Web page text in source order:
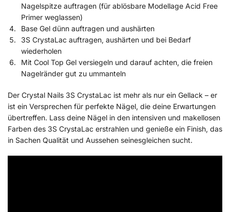
Nagelspitze auftragen (für ablösbare Modellage Acid Free
Primer weglassen)
Base Gel dünn auftragen und aushärten
3S CrystaLac auftragen, aushärten und bei Bedarf
wiederholen
Mit Cool Top Gel versiegeln und darauf achten, die freien
Nagelränder gut zu ummanteln
Der Crystal Nails 3S CrystaLac ist mehr als nur ein Gellack – er
ist ein Versprechen für perfekte Nägel, die deine Erwartungen
übertreffen. Lass deine Nägel in den intensiven und makellosen
Farben des 3S CrystaLac erstrahlen und genieße ein Finish, das
in Sachen Qualität und Aussehen seinesgleichen sucht.